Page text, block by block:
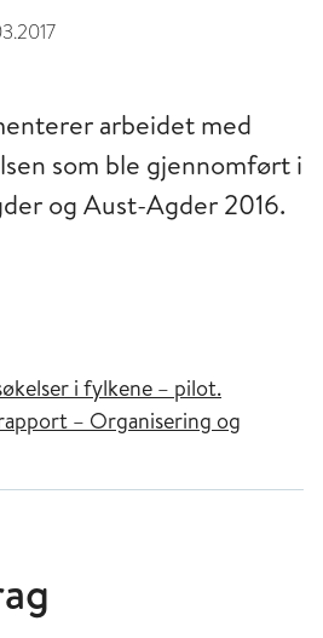
arbeidet med
som ble gjennomført i
og Aust-Agder 2016.
i fylkene – pilot.
– Organisering og